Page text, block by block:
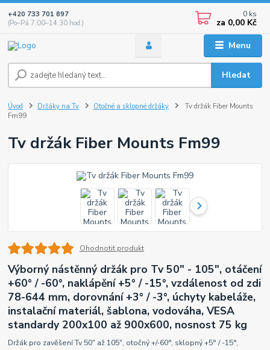
Menu
Hledat
+420 733 701 897
(Po–Pá 7:00–14:30 hod.)
0 ks
za 0,00 Kč
Úvod Držáky na Tv Otočné a sklopné držáky
Tv držák Fiber Mounts
Fm99
Tv držák Fiber Mounts Fm99
Ohodnotit produkt
Výborný nástěnný držák pro Tv 50" - 105", otáčení
+60° / -60°, naklápění +5° / -15°, vzdálenost od zdi
78-644 mm, dorovnání +3° / -3°, úchyty kabeláže,
instalační materiál, šablona, vodováha, VESA
standardy 200x100 až 900x600, nosnost 75 kg
Držák pro zavěšení Tv 50" až 105", otočný +/-60°, sklopný +5° / -15°,